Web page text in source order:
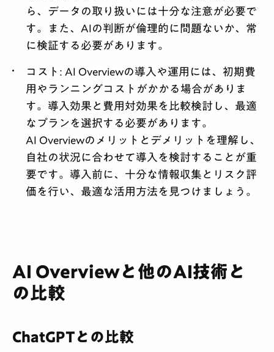
ら、データの取り扱いには十分な注意が必要で
す。また、AIの判断が倫理的に問題ないか、常
に検証する必要があります。
コスト: AI Overviewの導入や運用には、初期費
用やランニングコストがかかる場合がありま
す。導入効果と費用対効果を比較検討し、最適
なプランを選択する必要があります。
AI Overviewのメリットとデメリットを理解し、
自社の状況に合わせて導入を検討することが重
要です。導入前に、十分な情報収集とリスク評
価を行い、最適な活用方法を見つけましょう。
AI Overviewと他のAI技術と
の比較
ChatGPTとの比較